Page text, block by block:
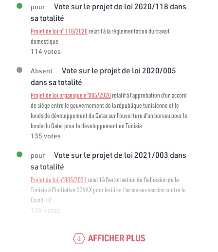
pour
Vote sur le projet de loi 2020/118 dans
sa totalité
Projet de loi n° 118/2020relatif à la réglementation du travail
domestique
114 votes
Absent
Vote sur le projet de loi 2020/005
dans sa totalité
Projet de loi organique n°005/2020relatif à l'approbation d'un accord
de siège entre le gouvernement de la république tunisienne et le
fonds de développement du Qatar sur l'ouverture d'un bureau pour le
fonds du Qatar pour le développement en Tunisie
135 votes
pour
Vote sur le projet de loi 2021/003 dans
sa totalité
Projet de loi n°003/2021 relatif à l’autorisation de l'adhésion de la
Tunisie à l"initiative COVAX pour faciliter l'accès aux vaccins contre le
Covid-19
139 votes
AFFICHER PLUS